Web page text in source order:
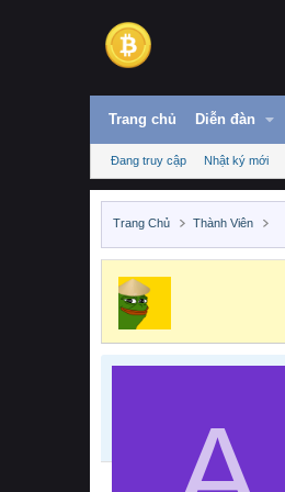
Trang chủ Diễn đàn
Đang truy cập Nhật ký mới
Trang Chủ Thành Viên